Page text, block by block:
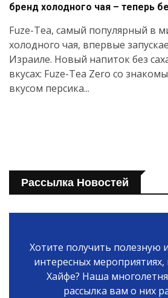
бренд холодного чая – теперь
Fuze-Tea, самый популярный в
холодного чая, впервые
Израиле. Новый напиток без
вкусах: Fuze-Tea Zero со
вкусом персика...
Рассылка Новостей
Хотите получить
интересных
Хайфе? Наша
рассылка вам о них